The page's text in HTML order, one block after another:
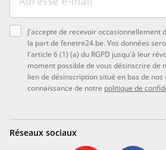
J'accepte de recevoir occasionnellement
la part de fenetre24.be. Vos données
l'article 6 (1) (a) du RGPD jusqu'à leur
moment possible de vous désinscrire de
lien de désinscription situé en bas de
connaissance de notre politique de
Réseaux sociaux